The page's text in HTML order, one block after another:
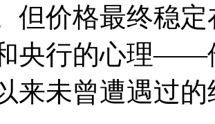
但价格最终稳
央行的心理——
来未曾遭遇过